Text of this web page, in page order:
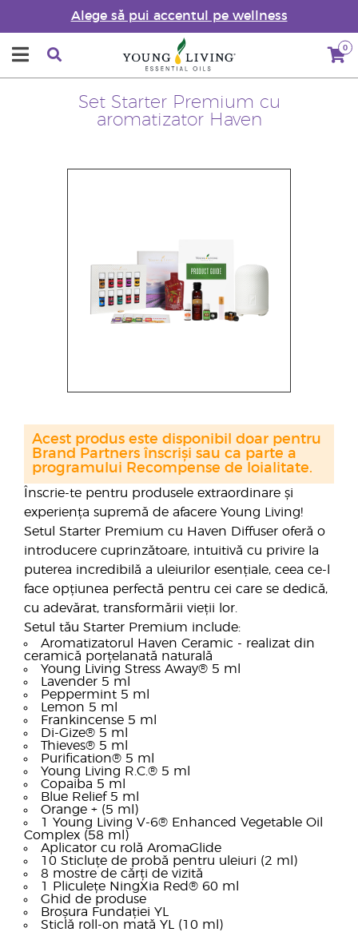
Alege să pui accentul pe wellness
0
Set Starter Premium cu
aromatizator Haven
Înscrie-te pentru produsele extraordinare și
experiența supremă de afacere Young Living!
Setul Starter Premium cu Haven Diffuser oferă o
introducere cuprinzătoare, intuitivă cu privire la
puterea incredibilă a uleiurilor esențiale, ceea ce-l
face opțiunea perfectă pentru cei care se dedică,
cu adevărat, transformării vieții lor.
Setul tău Starter Premium include:
Aromatizatorul Haven Ceramic - realizat din
ceramică porțelanată naturală
Young Living Stress Away® 5 ml
Lavender 5 ml
Peppermint 5 ml
Lemon 5 ml
Frankincense 5 ml
Di-Gize® 5 ml
Thieves® 5 ml
Purification® 5 ml
Young Living R.C.® 5 ml
Copaiba 5 ml
Blue Relief 5 ml
Orange + (5 ml)
1 Young Living V-6® Enhanced Vegetable Oil
Complex (58 ml)
Aplicator cu rolă AromaGlide
10 Sticluțe de probă pentru uleiuri (2 ml)
8 mostre de cărți de vizită
1 Pliculețe NingXia Red® 60 ml
Ghid de produse
Broșura Fundației YL
Sticlă roll-on mată YL (10 ml)
Acest produs este disponibil doar pentru
Brand Partners înscriși sau ca parte a
programului Recompense de loialitate.